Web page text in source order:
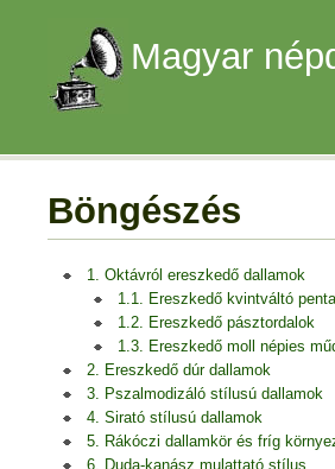
Magyar
Böngészés
1. Oktávról ereszkedő dallamok
1.1. Ereszkedő kvintváltó
1.2. Ereszkedő pásztordalok
1.3. Ereszkedő moll népies
2. Ereszkedő dúr dallamok
3. Pszalmodizáló stílusú dallamok
4. Sirató stílusú dallamok
5. Rákóczi dallamkör és fríg
6. Duda-kanász mulattató stílus